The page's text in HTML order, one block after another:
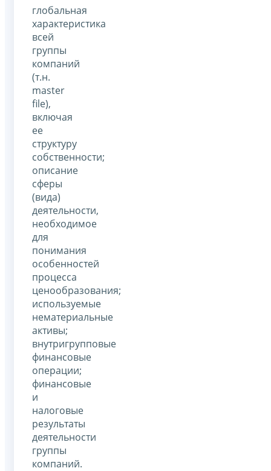
глобальная
характеристика
всей
группы
компаний
(т.н.
master
file),
включая
ее
структуру
собственности;
описание
сферы
(вида)
деятельности,
необходимое
для
понимания
особенностей
процесса
ценообразования;
используемые
нематериальные
активы;
внутригрупповые
финансовые
операции;
финансовые
и
налоговые
результаты
деятельности
группы
компаний.